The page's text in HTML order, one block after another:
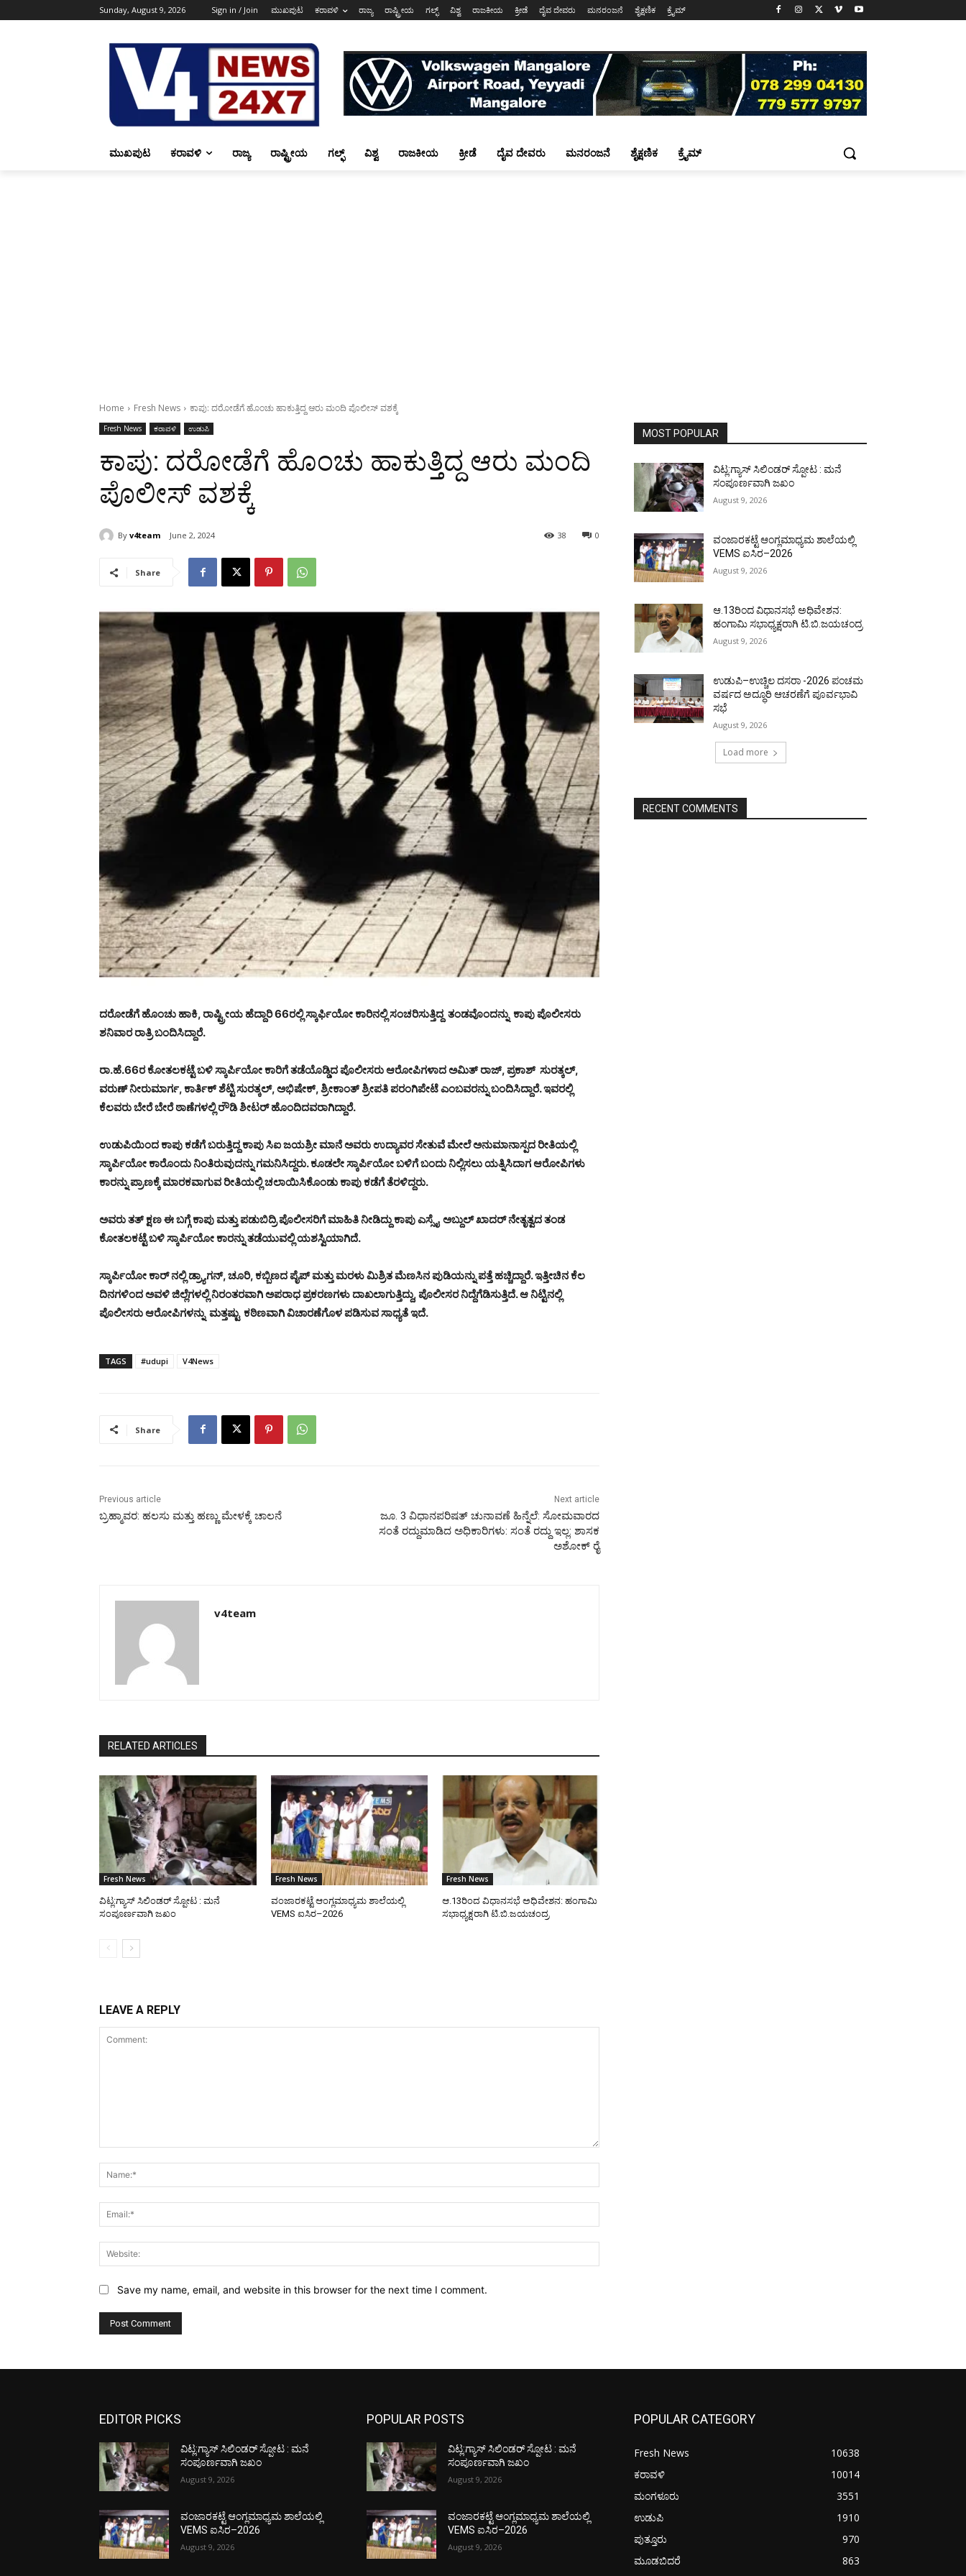
Sunday, August 9, 2026 Sign in / Join ಮುಖಪುಟ ಕರಾವಳಿ ರಾಜ್ಯ ರಾಷ್ಟ್ರೀಯ ಗಲ್ಫ್ ವಿಶ್ವ ರಾಜಕೀಯ ಕ್ರೀಡೆ ದೈವ ದೇವರು ಮನರಂಜನೆ ಶೈಕ್ಷಣಿಕ ಕ್ರೈಮ್
ಮುಖಪುಟ ಕರಾವಳಿ ರಾಜ್ಯ ರಾಷ್ಟ್ರೀಯ ಗಲ್ಫ್ ವಿಶ್ವ ರಾಜಕೀಯ ಕ್ರೀಡೆ ದೈವ ದೇವರು ಮನರಂಜನೆ ಶೈಕ್ಷಣಿಕ ಕ್ರೈಮ್
Home Fresh News ಕಾಪು: ದರೋಡೆಗೆ ಹೊಂಚು ಹಾಕುತ್ತಿದ್ದ ಆರು ಮಂದಿ ಪೊಲೀಸ್ ವಶಕ್ಕೆ
Fresh News ಕರಾವಳಿ ಉಡುಪಿ
ಕಾಪು: ದರೋಡೆಗೆ ಹೊಂಚು ಹಾಕುತ್ತಿದ್ದ ಆರು ಮಂದಿ
ಪೊಲೀಸ್ ವಶಕ್ಕೆ
By v4team June 2, 2024 0
38
Share
ದರೋಡೆಗೆ ಹೊಂಚು ಹಾಕಿ, ರಾಷ್ಟ್ರೀಯ ಹೆದ್ದಾರಿ 66ರಲ್ಲಿ ಸ್ಕಾರ್ಫಿಯೋ ಕಾರಿನಲ್ಲಿ ಸಂಚರಿಸುತ್ತಿದ್ದ ತಂಡವೊಂದನ್ನು ಕಾಪು ಪೊಲೀಸರು
ಶನಿವಾರ ರಾತ್ರಿ ಬಂದಿಸಿದ್ದಾರೆ.
ರಾ.ಹೆ.66ರ ಕೋತಲಕಟ್ಟೆ ಬಳಿ ಸ್ಕಾರ್ಪಿಯೋ ಕಾರಿಗೆ ತಡೆಯೊಡ್ಡಿದ ಪೊಲೀಸರು ಆರೋಪಿಗಳಾದ ಅಮಿತ್ ರಾಜ್, ಪ್ರಕಾಶ್ ಸುರತ್ಕಲ್,
ವರುಣ್ ನೀರುಮಾರ್ಗ, ಕಾರ್ತಿಕ್ ಶೆಟ್ಟಿ ಸುರತ್ಕಲ್, ಅಭಿಷೇಕ್, ಶ್ರೀಕಾಂತ್ ಶ್ರೀಪತಿ ಪರಂಗಿಪೇಟೆ ಎಂಬವರನ್ನು ಬಂದಿಸಿದ್ದಾರೆ. ಇವರಲ್ಲಿ
ಕೆಲವರು ಬೇರೆ ಬೇರೆ ಠಾಣೆಗಳಲ್ಲಿ ರೌಡಿ ಶೀಟರ್ ಹೊಂದಿದವರಾಗಿದ್ದಾರೆ.
ಉಡುಪಿಯಿಂದ ಕಾಪು‌ ಕಡೆಗೆ ಬರುತ್ತಿದ್ದ ಕಾಪು‌ ಸಿಐ ಜಯಶ್ರೀ ಮಾನೆ ಅವರು ಉದ್ಯಾವರ ಸೇತುವೆ ಮೇಲೆ ಅನುಮಾನಾಸ್ಪದ ರೀತಿಯಲ್ಲಿ
ಸ್ಕಾರ್ಪಿಯೋ ಕಾರೊಂದು ನಿಂತಿರುವುದನ್ನು ಗಮನಿಸಿದ್ದರು. ಕೂಡಲೇ ಸ್ಕಾರ್ಪಿಯೋ ಬಳಿಗೆ ಬಂದು ನಿಲ್ಲಿಸಲು ಯತ್ನಿಸಿದಾಗ ಆರೋಪಿಗಳು
ಕಾರನ್ನು ಪ್ರಾಣಕ್ಕೆ ಮಾರಕವಾಗುವ ರೀತಿಯಲ್ಲಿ ಚಲಾಯಿಸಿಕೊಂಡು ಕಾಪು ಕಡೆಗೆ ತೆರಳಿದ್ದರು.
ಅವರು ತತ್ ಕ್ಷಣ ಈ ಬಗ್ಗೆ ಕಾಪು ಮತ್ತು ಪಡುಬಿದ್ರಿ ಪೊಲೀಸರಿಗೆ ಮಾಹಿತಿ ನೀಡಿದ್ದು ಕಾಪು ಎಸ್ಸೈ ಅಬ್ದುಲ್ ಖಾದರ್ ನೇತೃತ್ವದ ತಂಡ
ಕೋತಲಕಟ್ಟೆ ಬಳಿ ಸ್ಕಾರ್ಪಿಯೋ ಕಾರನ್ನು ತಡೆಯುವಲ್ಲಿ ಯಶಸ್ವಿಯಾಗಿದೆ.
ಸ್ಕಾರ್ಪಿಯೋ ಕಾರ್ ನಲ್ಲಿ ಡ್ರ್ಯಾಗನ್, ಚೂರಿ, ಕಬ್ಬಿಣದ ಪೈಪ್ ಮತ್ತು ಮರಳು ಮಿಶ್ರಿತ ಮೆಣಸಿನ ಪುಡಿಯನ್ನು ಪತ್ತೆ ಹಚ್ಚಿದ್ದಾರೆ. ಇತ್ತೀಚಿನ ಕೆಲ
ದಿನಗಳಿಂದ ಅವಳಿ ಜಿಲ್ಲೆಗಳಲ್ಲಿ ನಿರಂತರವಾಗಿ ಅಪರಾಧ ಪ್ರಕರಣಗಳು ದಾಖಲಾಗುತ್ತಿದ್ದು, ಪೊಲೀಸರ ನಿದ್ದೆಗೆಡಿಸುತ್ತಿದೆ. ಆ ನಿಟ್ಟಿನಲ್ಲಿ
ಪೊಲೀಸರು ಆರೋಪಿಗಳನ್ನು ಮತ್ತಷ್ಟು ಕಠಿಣವಾಗಿ ವಿಚಾರಣೆಗೊಳ ಪಡಿಸುವ ಸಾಧ್ಯತೆ ಇದೆ.
TAGS #udupi V4News
Share
Previous article
ಬ್ರಹ್ಮಾವರ: ಹಲಸು ಮತ್ತು ಹಣ್ಣು ಮೇಳಕ್ಕೆ ಚಾಲನೆ
Next article
ಜೂ. 3 ವಿಧಾನಪರಿಷತ್ ಚುನಾವಣೆ ಹಿನ್ನೆಲೆ: ಸೋಮವಾರದ
ಸಂತೆ ರದ್ದುಮಾಡಿದ ಅಧಿಕಾರಿಗಳು: ಸಂತೆ ರದ್ದು ಇಲ್ಲ: ಶಾಸಕ
ಅಶೋಕ್ ರೈ
v4team
RELATED ARTICLES
Fresh News
ವಿಟ್ಲ:ಗ್ಯಾಸ್ ಸಿಲಿಂಡರ್ ಸ್ಪೋಟ : ಮನೆ
ಸಂಪೂರ್ಣವಾಗಿ ಜಖಂ
Fresh News
ವಂಜಾರಕಟ್ಟೆ ಆಂಗ್ಲಮಾಧ್ಯಮ ಶಾಲೆಯಲ್ಲಿ
VEMS ಐಸಿರ–2026
Fresh News
ಆ.13ರಿಂದ ವಿಧಾನಸಭೆ ಅಧಿವೇಶನ: ಹಂಗಾಮಿ
ಸಭಾಧ್ಯಕ್ಷರಾಗಿ ಟಿ.ಬಿ.ಜಯಚಂದ್ರ
LEAVE A REPLY
Save my name, email, and website in this browser for the next time I comment.
MOST POPULAR
ವಿಟ್ಲ:ಗ್ಯಾಸ್ ಸಿಲಿಂಡರ್ ಸ್ಪೋಟ : ಮನೆ
ಸಂಪೂರ್ಣವಾಗಿ ಜಖಂ
August 9, 2026
ವಂಜಾರಕಟ್ಟೆ ಆಂಗ್ಲಮಾಧ್ಯಮ ಶಾಲೆಯಲ್ಲಿ
VEMS ಐಸಿರ–2026
August 9, 2026
ಆ.13ರಿಂದ ವಿಧಾನಸಭೆ ಅಧಿವೇಶನ:
ಹಂಗಾಮಿ ಸಭಾಧ್ಯಕ್ಷರಾಗಿ ಟಿ.ಬಿ.ಜಯಚಂದ್ರ
August 9, 2026
ಉಡುಪಿ–ಉಚ್ಚಿಲ ದಸರಾ -2026 ಪಂಚಮ
ವರ್ಷದ ಅದ್ಧೂರಿ ಆಚರಣೆಗೆ ಪೂರ್ವಭಾವಿ
ಸಭೆ
August 9, 2026
Load more
RECENT COMMENTS
EDITOR PICKS
ವಿಟ್ಲ:ಗ್ಯಾಸ್ ಸಿಲಿಂಡರ್ ಸ್ಪೋಟ : ಮನೆ
ಸಂಪೂರ್ಣವಾಗಿ ಜಖಂ
August 9, 2026
ವಂಜಾರಕಟ್ಟೆ ಆಂಗ್ಲಮಾಧ್ಯಮ ಶಾಲೆಯಲ್ಲಿ
VEMS ಐಸಿರ–2026
August 9, 2026
POPULAR POSTS
ವಿಟ್ಲ:ಗ್ಯಾಸ್ ಸಿಲಿಂಡರ್ ಸ್ಪೋಟ : ಮನೆ
ಸಂಪೂರ್ಣವಾಗಿ ಜಖಂ
August 9, 2026
ವಂಜಾರಕಟ್ಟೆ ಆಂಗ್ಲಮಾಧ್ಯಮ ಶಾಲೆಯಲ್ಲಿ
VEMS ಐಸಿರ–2026
August 9, 2026
POPULAR CATEGORY
Fresh News
10638
ಕರಾವಳಿ
10014
ಮಂಗಳೂರು
3551
ಉಡುಪಿ
1910
ಪುತ್ತೂರು
970
ಮೂಡಬಿದರೆ
863